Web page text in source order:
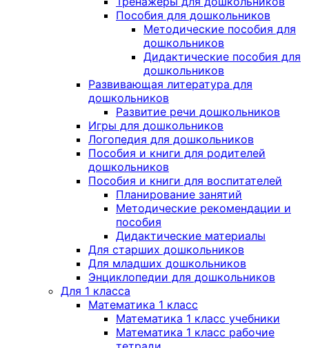
Пособия для дошкольников
Методические пособия для
дошкольников
Дидактические пособия для
дошкольников
Развивающая литература для
дошкольников
Развитие речи дошкольников
Игры для дошкольников
Логопедия для дошкольников
Пособия и книги для родителей
дошкольников
Пособия и книги для воспитателей
Планирование занятий
Методические рекомендации и
пособия
Дидактические материалы
Для старших дошкольников
Для младших дошкольников
Энциклопедии для дошкольников
Для 1 класса
Математика 1 класс
Математика 1 класс учебники
Математика 1 класс рабочие